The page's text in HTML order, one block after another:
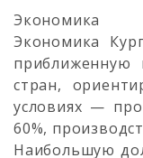
Экономика
Экономика
приближенную
стран,
условиях —
60%,
Наибольшую